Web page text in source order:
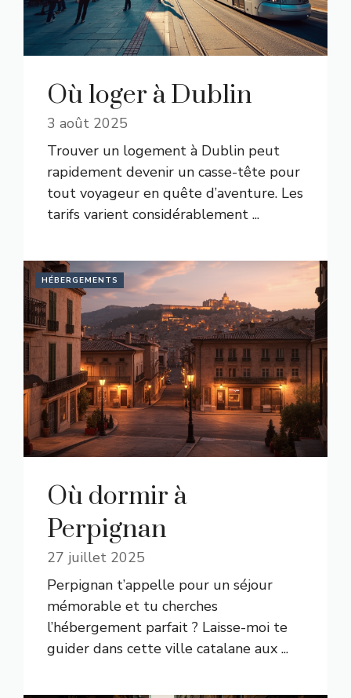
Où loger à Dublin
3 août 2025
Trouver un logement à Dublin peut
rapidement devenir un casse-tête pour
tout voyageur en quête d’aventure. Les
tarifs varient considérablement ...
HÉBERGEMENTS
Où dormir à
Perpignan
27 juillet 2025
Perpignan t’appelle pour un séjour
mémorable et tu cherches
l’hébergement parfait ? Laisse-moi te
guider dans cette ville catalane aux ...